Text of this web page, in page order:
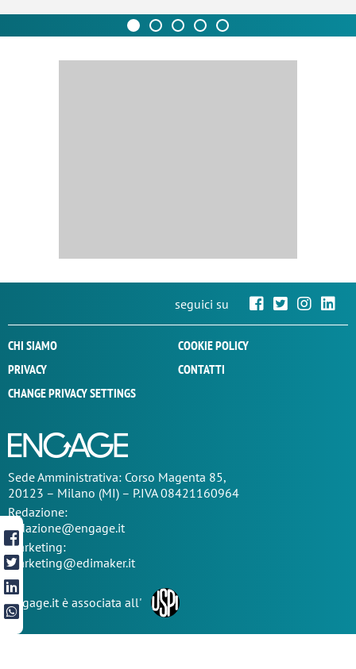
seguici su
CHI SIAMO
COOKIE POLICY
PRIVACY
CONTATTI
CHANGE PRIVACY SETTINGS
SedeAmministrativa: Corso Magenta 85,
20123 – Milano (MI) – P.IVA 08421160964
Redazione:
redazione@engage.it
Marketing:
marketing@edimaker.it
Engage.it è associata all'